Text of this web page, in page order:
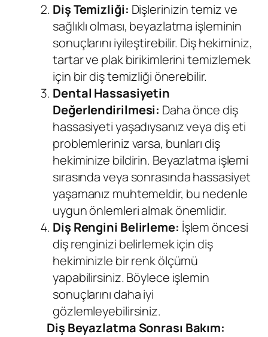
Diş Temizliği: Dişlerinizin temiz ve
sağlıklı olması, beyazlatma işleminin
sonuçlarını iyileştirebilir. Diş hekiminiz,
tartar ve plak birikimlerini temizlemek
için bir diş temizliği önerebilir.
Dental Hassasiyetin
Değerlendirilmesi: Daha önce diş
hassasiyeti yaşadıysanız veya diş eti
problemleriniz varsa, bunları diş
hekiminize bildirin. Beyazlatma işlemi
sırasında veya sonrasında hassasiyet
yaşamanız muhtemeldir, bu nedenle
uygun önlemleri almak önemlidir.
Diş Rengini Belirleme: İşlem öncesi
diş renginizi belirlemek için diş
hekiminizle bir renk ölçümü
yapabilirsiniz. Böylece işlemin
sonuçlarını daha iyi
gözlemleyebilirsiniz.
Diş Beyazlatma Sonrası Bakım: